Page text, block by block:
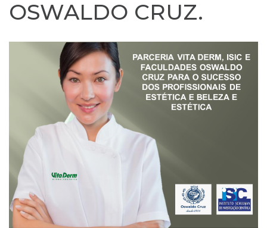
OSWALDO CRUZ.